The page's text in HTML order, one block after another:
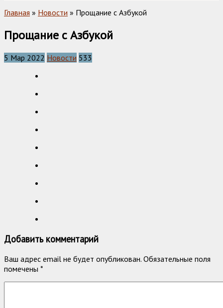
Главная » Новости » Прощание с Азбукой
Прощание с Азбукой
5 Мар 2022 Новости 533
Добавить комментарий
Ваш адрес email не будет опубликован. Обязательные поля
помечены *